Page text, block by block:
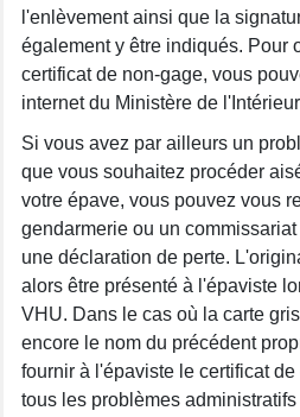
l'enlèvement ainsi que la
également y être indiqués. Pour
certificat de non-gage, vous
internet du Ministère de
Si vous avez par ailleurs un
que vous souhaitez procéder
votre épave, vous pouvez vous
gendarmerie ou un
une déclaration de perte.
alors être présenté à l'épaviste
VHU. Dans le cas où la carte
encore le nom du précédent
fournir à l'épaviste le certificat
tous les problèmes